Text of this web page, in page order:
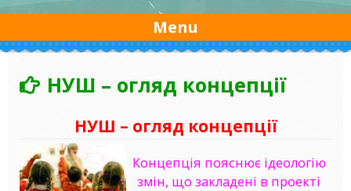
Menu
НУШ – огляд концепції
НУШ – огляд концепції
Концепція пояснює ідеологію
змін, що закладені в проекті